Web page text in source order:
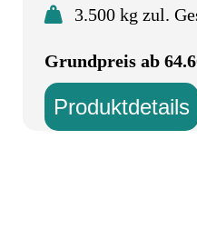
3.500 kg zul.
Grundpreis ab
Produktdetails